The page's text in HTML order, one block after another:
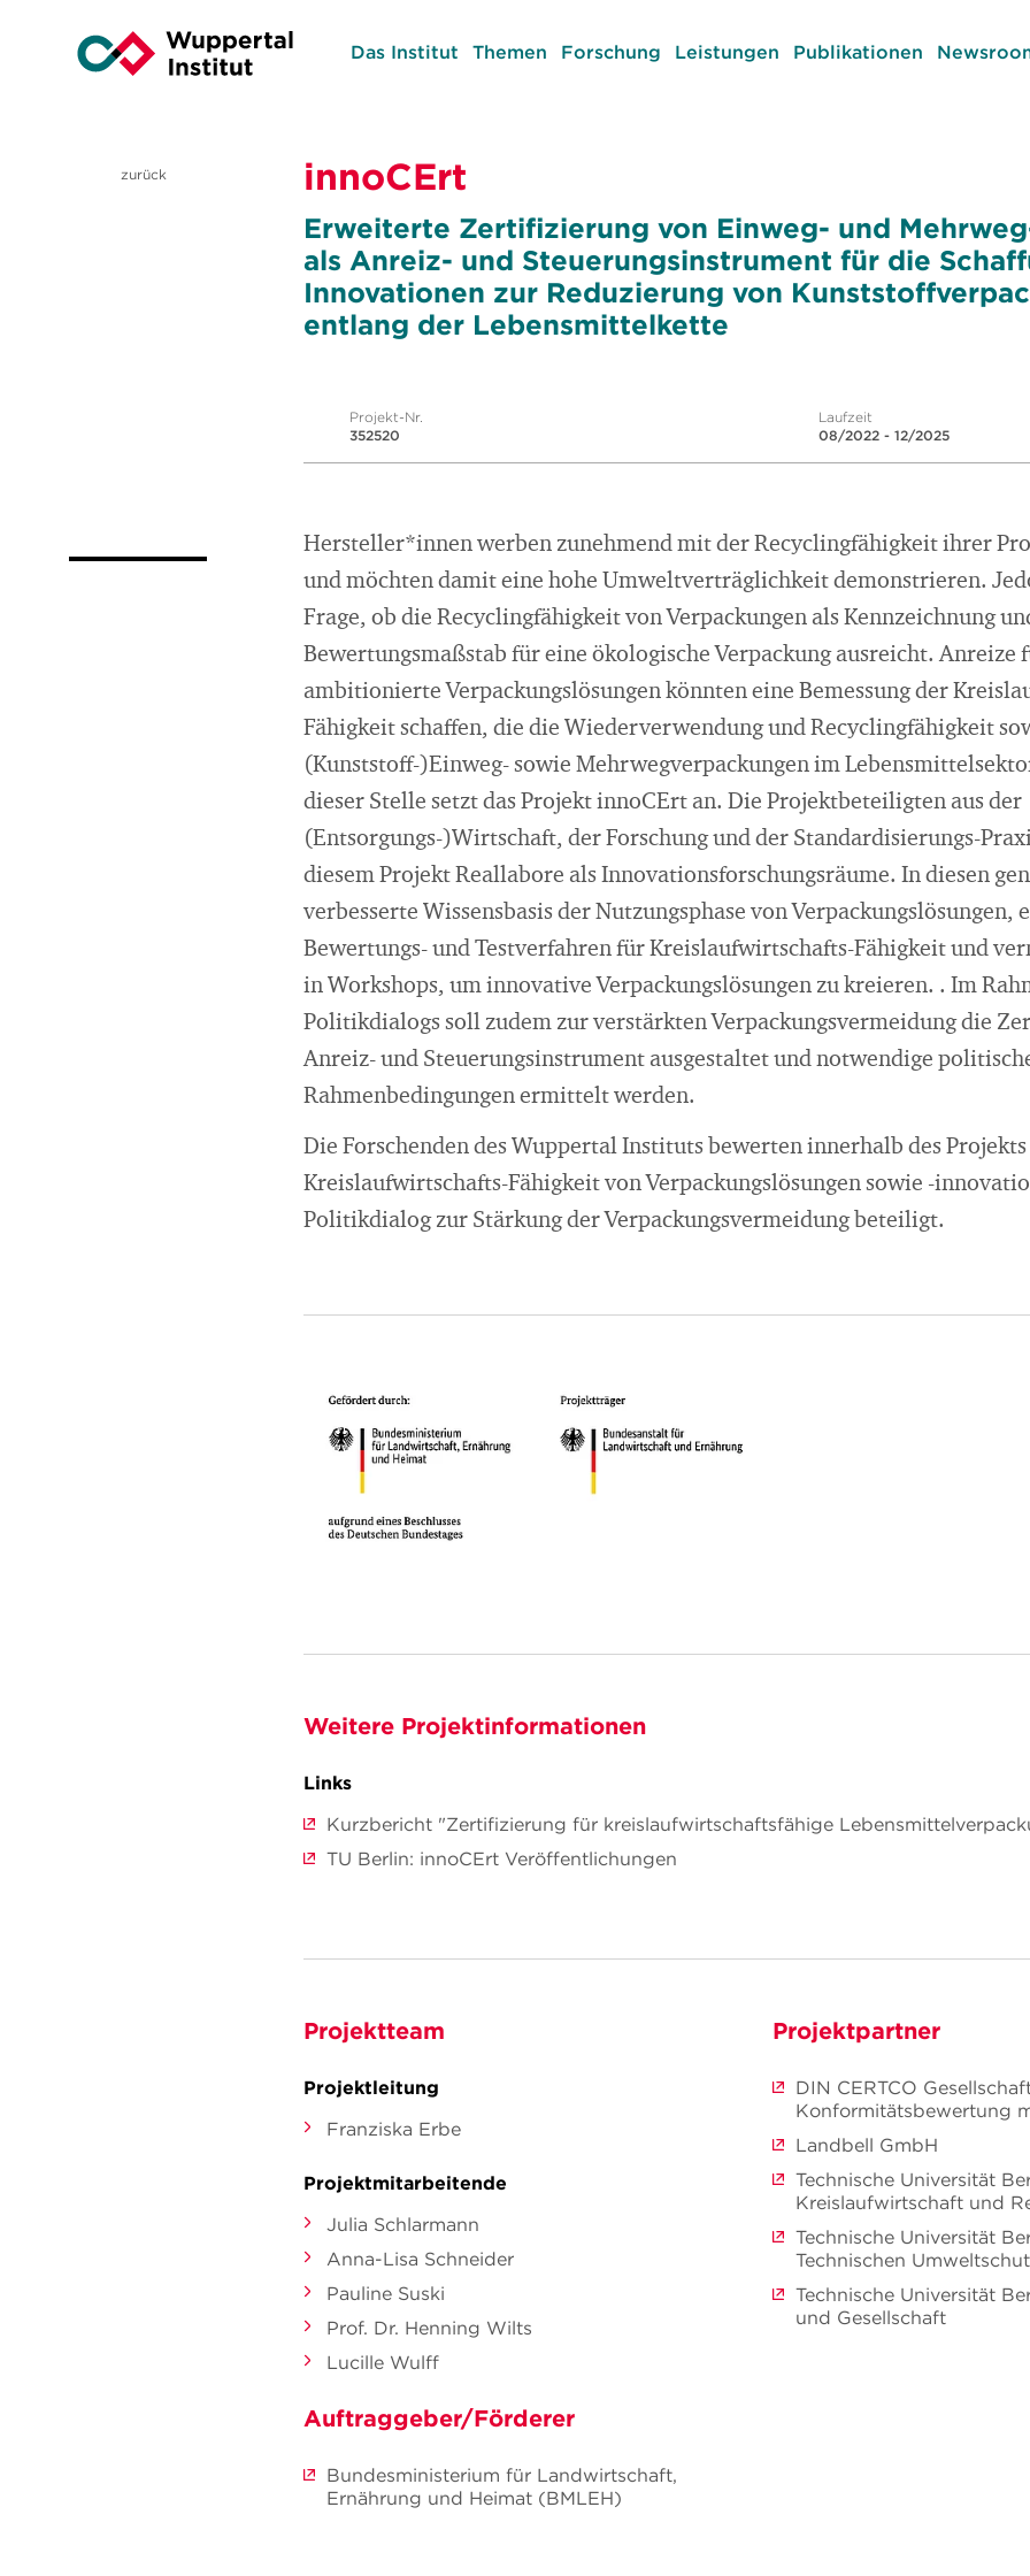
Das Institut Themen Forschung Leistungen Publikationen
zurück innoCErt
Erweiterte Zertifizierung von Einweg- und
als Anreiz- und Steuerungsinstrument für die
Innovationen zur Reduzierung von
entlang der Lebensmittelkette
Projekt-Nr.
352520
Laufzeit
08/2022 - 12/2025
Hersteller*innen werben zunehmend mit der Recyclingfähigkeit ihrer
und möchten damit eine hohe Umweltverträglichkeit demonstrieren.
Frage, ob die Recyclingfähigkeit von Verpackungen als Kennzeichnung
Bewertungsmaßstab für eine ökologische Verpackung ausreicht. Anreize
ambitionierte Verpackungslösungen könnten eine Bemessung der
Fähigkeit schaffen, die die Wiederverwendung und Recyclingfähigkeit
(Kunststoff-)Einweg- sowie Mehrwegverpackungen im
dieser Stelle setzt das Projekt innoCErt an. Die Projektbeteiligten aus der
(Entsorgungs-)Wirtschaft, der Forschung und der Standardisierungs-
diesem Projekt Reallabore als Innovationsforschungsräume. In diesen
verbesserte Wissensbasis der Nutzungsphase von Verpackungslösungen,
Bewertungs- und Testverfahren für Kreislaufwirtschafts-Fähigkeit und
in Workshops, um innovative Verpackungslösungen zu kreieren. . Im
Politikdialogs soll zudem zur verstärkten Verpackungsvermeidung die
Anreiz- und Steuerungsinstrument ausgestaltet und notwendige
Rahmenbedingungen ermittelt werden.
Die Forschenden des Wuppertal Instituts bewerten innerhalb des Projekts
Kreislaufwirtschafts-Fähigkeit von Verpackungslösungen sowie -
Politikdialog zur Stärkung der Verpackungsvermeidung beteiligt.
Weitere Projektinformationen
Links
Kurzbericht "Zertifizierung für kreislaufwirtschaftsfähige
TU Berlin: innoCErt Veröffentlichungen
Projektteam
Projektleitung
Franziska Erbe
Projektmitarbeitende
Julia Schlarmann
Anna-Lisa Schneider
Pauline Suski
Prof. Dr. Henning Wilts
Lucille Wulff
Auftraggeber/Förderer
Bundesministerium für Landwirtschaft,
Ernährung und Heimat (BMLEH)
Projektpartner
DIN CERTCO
Konformitätsbewertung
Landbell GmbH
Technische Universität
Kreislaufwirtschaft und
Technische Universität
Technischen
Technische Universität
und Gesellschaft